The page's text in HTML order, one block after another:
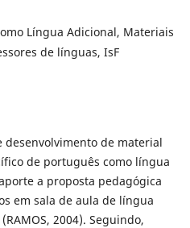
Língua Adicional, Materiais
de línguas, IsF
desenvolvimento de material
de português como língua
a proposta pedagógica
em sala de aula de língua
2004). Seguindo,